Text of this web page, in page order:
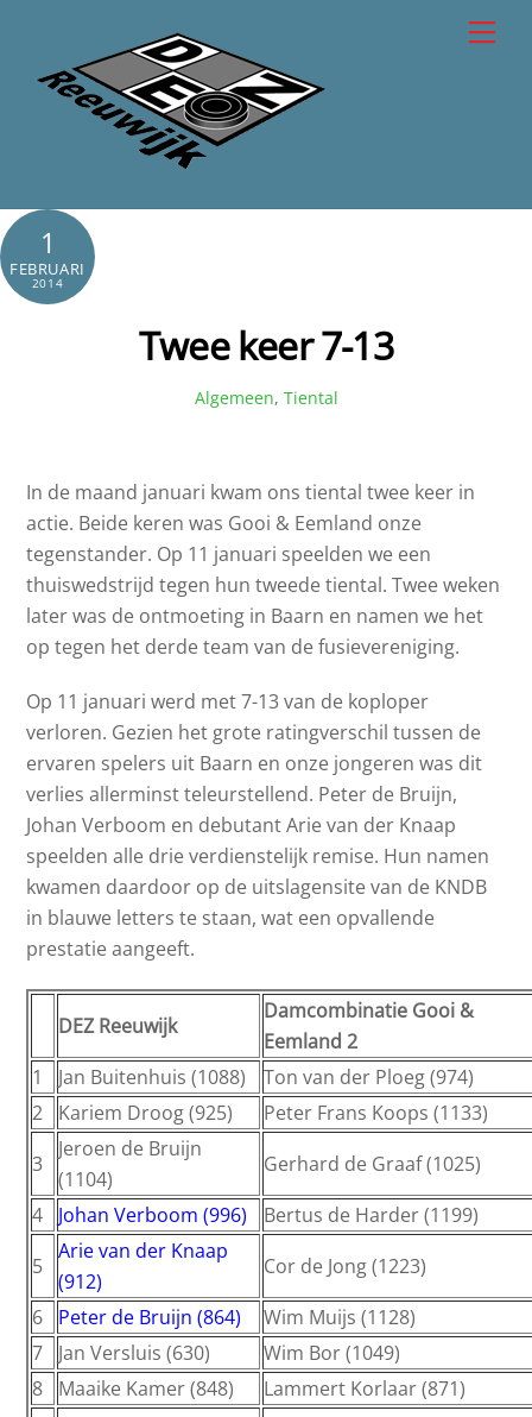
content
1
FEBRUARI
2014
Twee keer 7-13
Algemeen, Tiental
In de maand januari kwam ons tiental twee keer in
actie. Beide keren was Gooi & Eemland onze
tegenstander. Op 11 januari speelden we een
thuiswedstrijd tegen hun tweede tiental. Twee weken
later was de ontmoeting in Baarn en namen we het
op tegen het derde team van de fusievereniging.
Op 11 januari werd met 7-13 van de koploper
verloren. Gezien het grote ratingverschil tussen de
ervaren spelers uit Baarn en onze jongeren was dit
verlies allerminst teleurstellend. Peter de Bruijn,
Johan Verboom en debutant Arie van der Knaap
speelden alle drie verdienstelijk remise. Hun namen
kwamen daardoor op de uitslagensite van de KNDB
in blauwe letters te staan, wat een opvallende
prestatie aangeeft.
DEZ Reeuwijk
Damcombinatie Gooi &
Eemland 2
1
Jan Buitenhuis (1088)
Ton van der Ploeg (974)
2
Kariem Droog (925)
Peter Frans Koops (1133)
3
Jeroen de Bruijn
(1104)
Gerhard de Graaf (1025)
4
Johan Verboom (996)
Bertus de Harder (1199)
5
Arie van der Knaap
(912)
Cor de Jong (1223)
6
Peter de Bruijn (864)
Wim Muijs (1128)
7
Jan Versluis (630)
Wim Bor (1049)
8
Maaike Kamer (848)
Lammert Korlaar (871)